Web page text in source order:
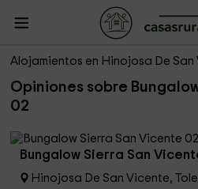
Alojamientos en Hinojosa De San
Opiniones de Bungalow Sierra San
Opiniones sobre
02
Bungalow Sierra San
Hinojosa De San Vicente,
Valoración 8.8 de 10, 10